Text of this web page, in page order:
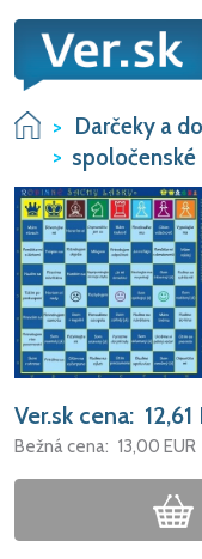
Darčeky a
spoločenské
Ver.sk cena: 12,61
Bežná cena: 13,00 EUR